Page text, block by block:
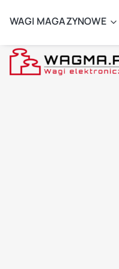
WAGI MAGAZYNOWE